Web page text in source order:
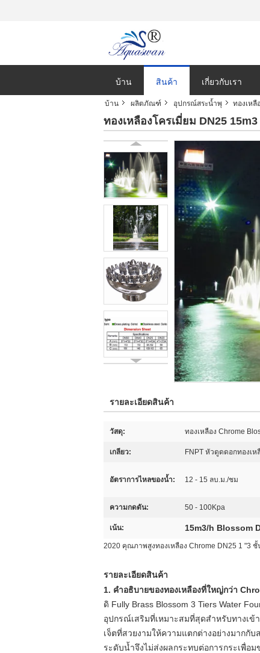
บ้าน สินค้า เกี่ยวกับเรา
บ้าน ผลิตภัณฑ์ อุปกรณ์สระน้ำพุ ทองเหลื
ทองเหลืองโครเมี่ยม DN25
รายละเอียดสินค้า
วัสดุ: ทองเหลือง Chrome
เกลียว: FNPT หัวดูดดอกทองเห
อัตราการไหลของน้ำ: 12 - 15 ลบ.ม./ชม
ความกดดัน: 50 - 100Kpa
เน้น: 15m3/h Blossom
2020 คุณภาพสูงทองเหลือง Chrome DN25 1 "3
รายละเอียดสินค้า
1. คำอธิบายของทองเหลืองที่ใหญ่กว่า
ดิ Fully Brass Blossom 3 Tiers Water
อุปกรณ์เสริมที่เหมาะสมที่สุดสำหรับทางเ
เจ็ตที่สวยงามให้ความแตกต่างอย่างมากกั
ระดับน้ำจึงไม่ส่งผลกระทบต่อการกระเพื่อม